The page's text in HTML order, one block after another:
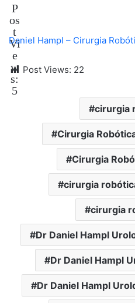
P
os
t
Vi
e
w
s:
5
Daniel Hampl – Cirurgia
Post Views: 22
cirurgia
Cirurgia
Cirurgia
cirurgia
cirurgia
Dr Daniel Hampl
Dr Daniel Hampl
Dr Daniel Hampl